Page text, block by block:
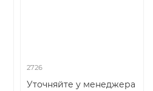
2726
Уточняйте у менеджера